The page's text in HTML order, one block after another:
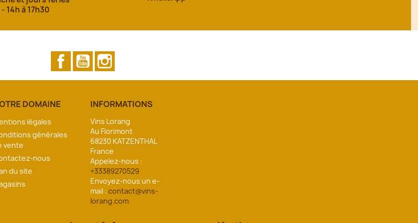
14h à 17h30
FacebookYouTube
DOMAINE
légales
générales
vente
nous
du site
INFORMATIONS
Vins Lorang
Au Florimont
68230 KATZENTHAL
France
Appelez-nous :
+33389270529
Envoyez-nous un e-
mail : contact@vins-
lorang.com